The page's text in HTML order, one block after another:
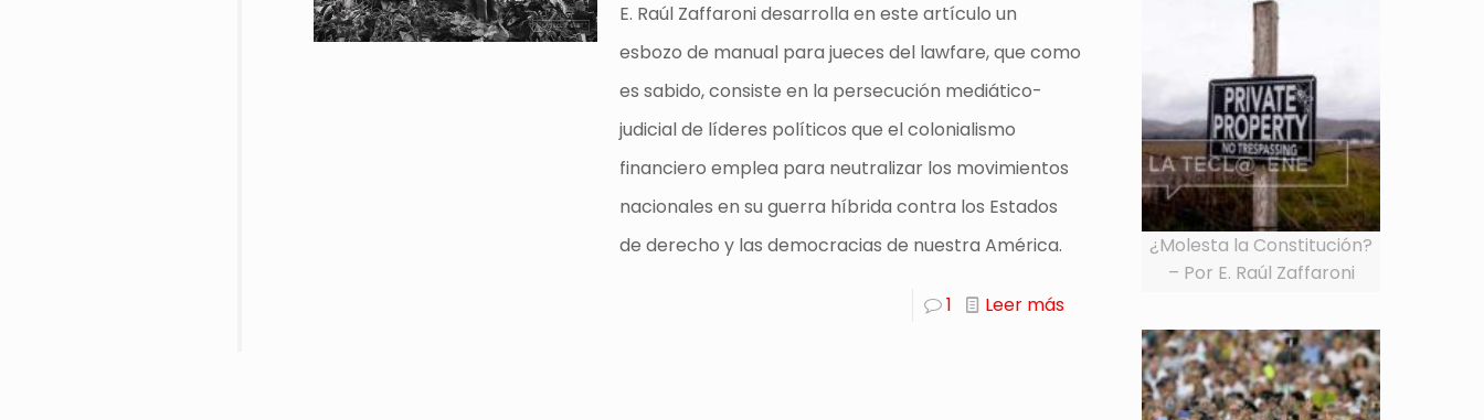
E. Raúl Zaffaroni desarrolla en este artículo un
esbozo de manual para jueces del lawfare, que como
es sabido, consiste en la persecución mediático-
judicial de líderes políticos que el colonialismo
financiero emplea para neutralizar los movimientos
nacionales en su guerra híbrida contra los Estados
de derecho y las democracias de nuestra América.
1 Leer más
¿Molesta la Constitución?
– Por E. Raúl Zaffaroni